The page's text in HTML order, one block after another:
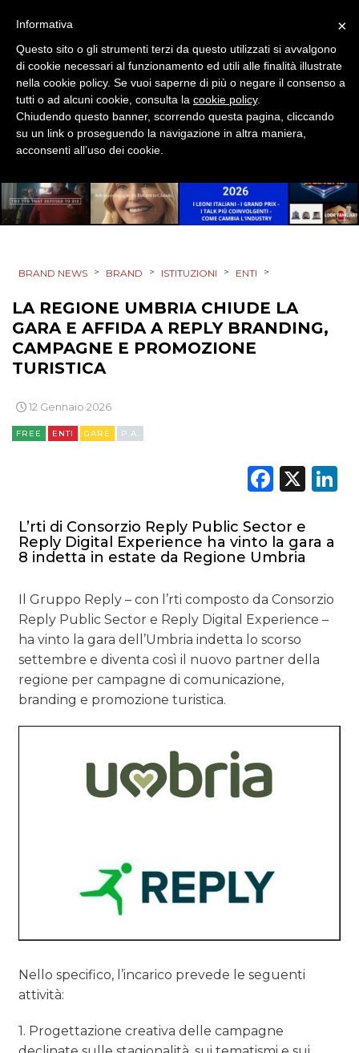
DIGITALE
EDITORIA
ESTERNA
RADIO / AUDIO
RICERCHE
PREVISIONI/SCENARI
NORMATIVE
TREND
OPINIONI
BRAND NEWS > BRAND > ISTITUZIONI > ENTI >
LA REGIONE UMBRIA CHIUDE LA
GARA E AFFIDA A REPLY BRANDING,
CAMPAGNE E PROMOZIONE
TURISTICA
12 Gennaio 2026
FREE ENTI GARE P.A.
X
L’rti di Consorzio Reply Public Sector e
Reply Digital Experience ha vinto la gara a
8 indetta in estate da Regione Umbria
Il Gruppo Reply – con l’rti composto da Consorzio
Reply Public Sector e Reply Digital Experience –
ha vinto la gara dell’Umbria indetta lo scorso
settembre e diventa così il nuovo partner della
regione per campagne di comunicazione,
branding e promozione turistica.
Nello specifico, l’incarico prevede le seguenti
attività:
1. Progettazione creativa delle campagne
×
Informativa
Questo sito o gli strumenti terzi da questo utilizzati si avvalgono
di cookie necessari al funzionamento ed utili alle finalità illustrate
nella cookie policy. Se vuoi saperne di più o negare il consenso a
tutti o ad alcuni cookie, consulta la cookie policy.
Chiudendo questo banner, scorrendo questa pagina, cliccando
su un link o proseguendo la navigazione in altra maniera,
acconsenti all’uso dei cookie.